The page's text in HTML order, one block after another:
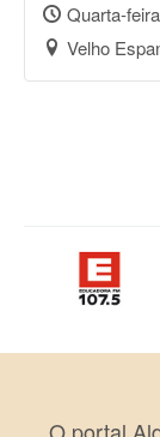
Quarta-
Velho